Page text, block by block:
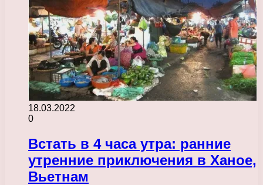
18.03.2022
0
Встать в 4 часа утра: ранние
утренние приключения в Ханое,
Вьетнам